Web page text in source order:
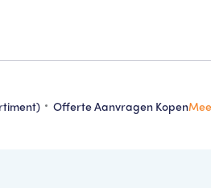
Offerte Aanvragen Kopen